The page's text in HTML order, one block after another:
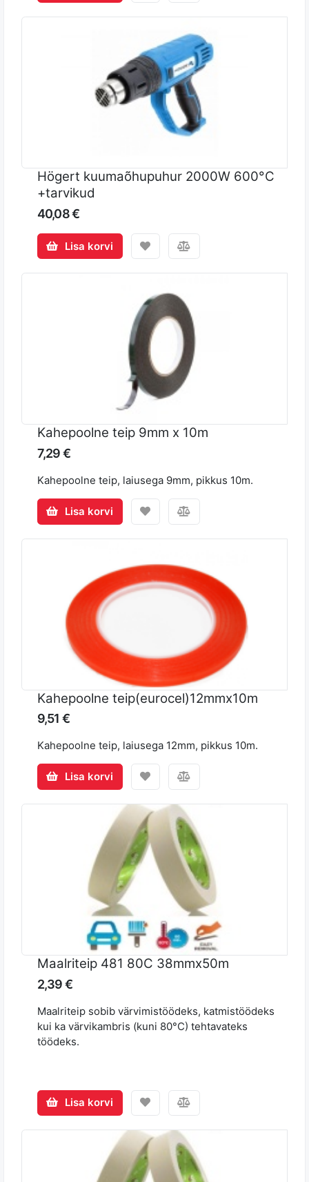
Högert kuumaõhupuhur 2000W 600°C
+tarvikud
40,08 €
Lisa korvi
Kahepoolne teip 9mm x 10m
7,29 €
Kahepoolne teip, laiusega 9mm, pikkus 10m.
Lisa korvi
Kahepoolne teip(eurocel)12mmx10m
9,51 €
Kahepoolne teip, laiusega 12mm, pikkus 10m.
Lisa korvi
Maalriteip 481 80C 38mmx50m
2,39 €
Maalriteip sobib värvimistöödeks, katmistöödeks
kui ka värvikambris (kuni 80°C) tehtavateks
töödeks.
Lisa korvi